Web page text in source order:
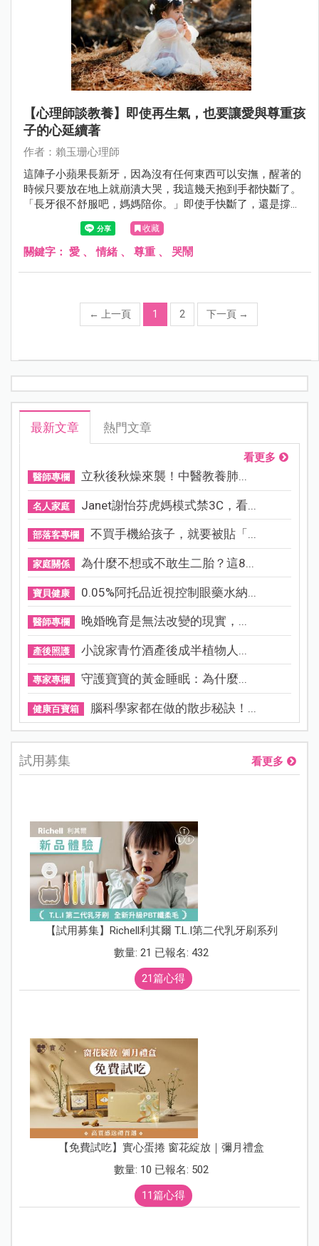
【心理師談教養】即使再生氣，也要讓愛與尊重孩
子的心延續著
作者：賴玉珊心理師
這陣子小蘋果長新牙，因為沒有任何東西可以安撫，醒著的
時候只要放在地上就崩潰大哭，我這幾天抱到手都快斷了。
「長牙很不舒服吧，媽媽陪你。」即使手快斷了，還是撐出
小宇宙呵護著，我跟老公從不打孩子，也一直在學著以好好
溝通來表達生氣，但這樣的耐心與體力還真的是當爸媽之後
慢慢學來的呢。
收藏
關鍵字： 愛 、情緒 、 尊重 、 哭鬧
← 上一頁 1 2 下一頁 →
最新文章 熱門文章
看更多
醫師專欄 立秋後秋燥來襲！中醫教養肺...
名人家庭 Janet謝怡芬虎媽模式禁3C，看...
部落客專欄 不買手機給孩子，就要被貼「...
家庭關係 為什麼不想或不敢生二胎？這8...
寶貝健康 0.05%阿托品近視控制眼藥水納...
醫師專欄 晚婚晚育是無法改變的現實，...
產後照護 小說家青竹酒產後成半植物人...
專家專欄 守護寶寶的黃金睡眠：為什麼...
健康百寶箱 腦科學家都在做的散步秘訣！...
試用募集 看更多
【試用募集】Richell利其爾 T.L.I第二代乳牙刷系列
數量: 21 已報名: 432
21篇心得
【免費試吃】實心蛋捲 窗花綻放｜彌月禮盒
數量: 10 已報名: 502
11篇心得